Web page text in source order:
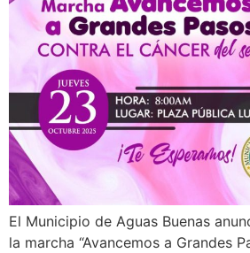
El Municipio de Aguas Buenas
la marcha “Avancemos a Grandes